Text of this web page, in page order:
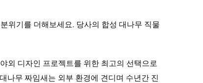
위기를 더해보세요. 당사의 합성 대나무 직물
외 디자인 프로젝트를 위한 최고의 선택으로
나무 짜임새는 외부 환경에 견디며 수년간 진